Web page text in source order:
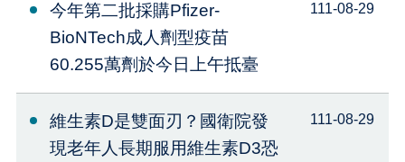
今年第二批採購Pfizer-
BioNTech成人劑型疫苗
60.255萬劑於今日上午抵臺
111-08-29
維生素D是雙面刃？國衛院發
現老年人長期服用維生素D3恐
111-08-29